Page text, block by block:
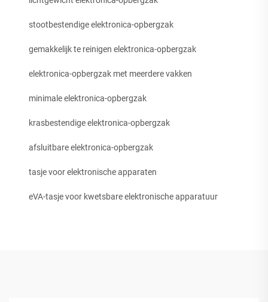
stootbestendige elektronica-opbergzak
gemakkelijk te reinigen elektronica-opbergzak
elektronica-opbergzak met meerdere vakken
minimale elektronica-opbergzak
krasbestendige elektronica-opbergzak
afsluitbare elektronica-opbergzak
tasje voor elektronische apparaten
eVA-tasje voor kwetsbare elektronische apparatuur